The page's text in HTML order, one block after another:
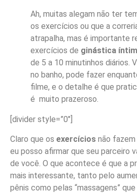
Ah, muitas alegam não ter
os exercícios ou que a
atrapalha, mas é importante
exercícios de ginástica
de 5 a 10 minutinhos diários.
no banho, pode fazer
filme, e o detalhe é que
é muito prazeroso.
[divider style=”0″]
Claro que os exercícios não fazem
eu posso afirmar que seu parceiro
de você. O que acontece é que a
mais interessante, tanto pelo
pênis como pelas “massagens”